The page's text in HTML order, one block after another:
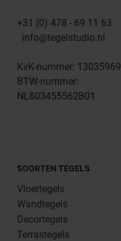
+31 (0) 478 - 69 11 63
info@tegelstudio.nl
KvK-nummer: 13035969
BTW-nummer:
NL803455562B01
SOORTEN TEGELS
Vloertegels
Wandtegels
Decortegels
Terrastegels